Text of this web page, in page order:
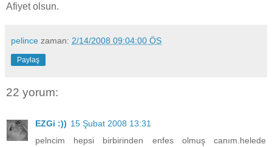
Afiyet olsun.
pelince zaman: 2/14/2008 09:04:00 ÖS
Paylaş
22 yorum:
EZGi :)) 15 Şubat 2008 13:31
pelncim hepsi birbirinden enfes olmuş canım.helede